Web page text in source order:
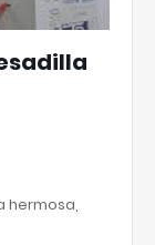
hermosa,